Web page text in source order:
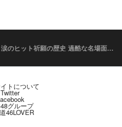
ット祈願の歴史 過酷な名場面集 テレ東「乃木坂工事中」 [9/1 24:52～]
トについて
Twitter
グループ
46LOVER